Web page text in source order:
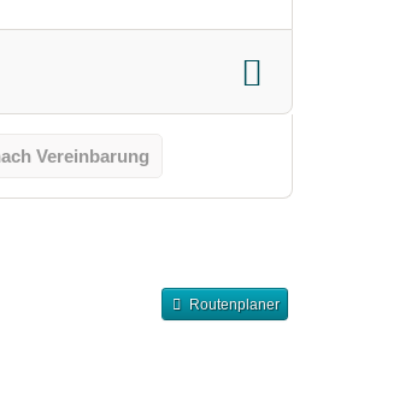
Vereinbarung
Routenplaner